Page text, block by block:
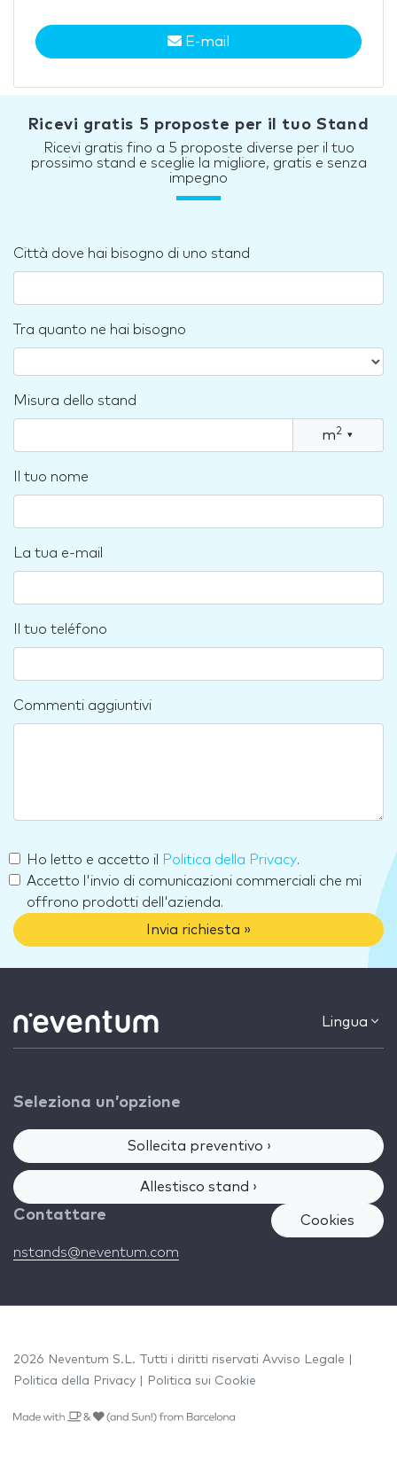
E-mail
Ricevi gratis 5 proposte per il tuo Stand
Ricevi gratis fino a 5 proposte diverse per il tuo
prossimo stand e sceglie la migliore, gratis e senza
impegno
Città dove hai bisogno di uno stand
Tra quanto ne hai bisogno
Misura dello stand
m2 ▾
Il tuo nome
La tua e-mail
Il tuo teléfono
Commenti aggiuntivi
Ho letto e accetto il Politica della Privacy.
Accetto l'invio di comunicazioni commerciali che mi
offrono prodotti dell'azienda.
Invia richiesta »
Lingua
Seleziona un’opzione
Sollecita preventivo ›
Allestisco stand ›
Contattare
nstands@neventum.com
Cookies
2026 Neventum S.L. Tutti i diritti riservati Avviso Legale
Politica della Privacy
Politica sui Cookie